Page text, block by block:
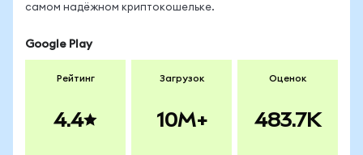
самом надёжном криптокошельке.
Google Play
Рейтинг
4.4
Загрузок
10M+
Оценок
483.7K